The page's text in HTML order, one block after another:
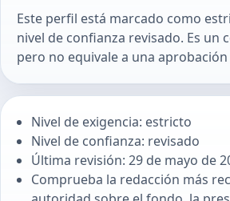
Este perfil está marcado como
nivel de confianza revisado. Es un
pero no equivale a una
Nivel de exigencia: estricto
Nivel de confianza: revisado
Última revisión: 29 de mayo de
Comprueba la redacción más